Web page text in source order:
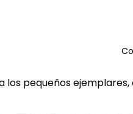
los pequeños